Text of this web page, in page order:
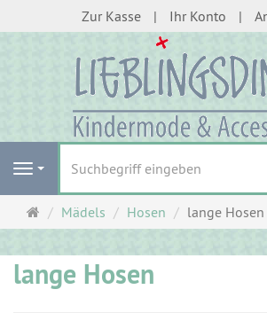
Zur Kasse Ihr Konto
Navigation
Startseite
Mädels Hosen lange Hosen
lange Hosen